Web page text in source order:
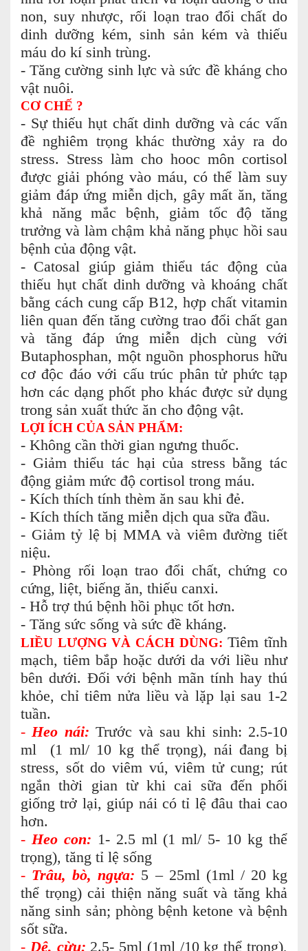
non, suy nhược, rối loạn trao đổi chất do
dinh dưỡng kém, sinh sản kém và thiếu
máu do kí sinh trùng.
- Tăng cường sinh lực và sức đề kháng cho
vật nuôi.
CƠ CHẾ ?
- Sự thiếu hụt chất dinh dưỡng và các vấn
đề nghiêm trọng khác thường xảy ra do
stress. Stress làm cho hooc môn cortisol
được giải phóng vào máu, có thể làm suy
giảm đáp ứng miễn dịch, gây mất ăn, tăng
khả năng mắc bệnh, giảm tốc độ tăng
trưởng và làm chậm khả năng phục hồi sau
bệnh của động vật.
- Catosal giúp giảm thiểu tác động của
thiếu hụt chất dinh dưỡng và khoáng chất
bằng cách cung cấp B12, hợp chất vitamin
liên quan đến tăng cường trao đổi chất gan
và tăng đáp ứng miễn dịch cùng với
Butaphosphan, một nguồn phosphorus hữu
cơ độc đáo với cấu trúc phân tử phức tạp
hơn các dạng phốt pho khác được sử dụng
trong sản xuất thức ăn cho động vật.
LỢI ÍCH CỦA SẢN PHẨM:
- Không cần thời gian ngưng thuốc.
- Giảm thiểu tác hại của stress bằng tác
động giảm mức độ cortisol trong máu.
- Kích thích tính thèm ăn sau khi đẻ.
- Kích thích tăng miễn dịch qua sữa đầu.
- Giảm tỷ lệ bị MMA và viêm đường tiết
niệu.
- Phòng rối loạn trao đổi chất, chứng co
cứng, liệt, biếng ăn, thiếu canxi.
- Hỗ trợ thú bệnh hồi phục tốt hơn.
- Tăng sức sống và sức đề kháng.
LIỀU LƯỢNG VÀ CÁCH DÙNG: Tiêm tĩnh
mạch, tiêm bắp hoặc dưới da với liều như
bên dưới. Đối với bệnh mãn tính hay thú
khỏe, chỉ tiêm nửa liều và lặp lại sau 1-2
tuần.
-Heo nái: Trước và sau khi sinh: 2.5-10
ml (1 ml/ 10 kg thể trọng), nái đang bị
stress, sốt do viêm vú, viêm tử cung; rút
ngắn thời gian từ khi cai sữa đến phối
giống trở lại, giúp nái có tỉ lệ đâu thai cao
hơn.
- Heo con: 1- 2.5 ml (1 ml/ 5- 10 kg thể
trọng), tăng tỉ lệ sống
- Trâu, bò, ngựa: 5 – 25ml (1ml / 20 kg
thể trọng) cải thiện năng suất và tăng khả
năng sinh sản; phòng bệnh ketone và bệnh
sốt sữa.
- Dê, cừu: 2.5- 5ml (1ml /10 kg thể trọng),